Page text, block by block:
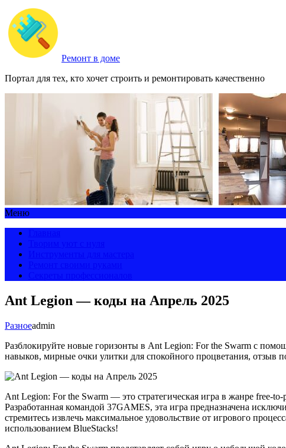
Ремонт в доме
Портал для тех, кто хочет строить и ремонтировать качественно
Меню
Ant Legion — коды на Апрель 2025
Разноеadmin
Разблокируйте новые горизонты в Ant Legion: For the Swarm с
навыков, мирные очки улитки для спокойного процветания, отзыв
Ant Legion: For the Swarm — это стратегическая игра в жанре free-
Разработанная командой 37GAMES, эта игра предназначена
стремитесь извлечь максимальное удовольствие от игрового
использованием BlueStacks!